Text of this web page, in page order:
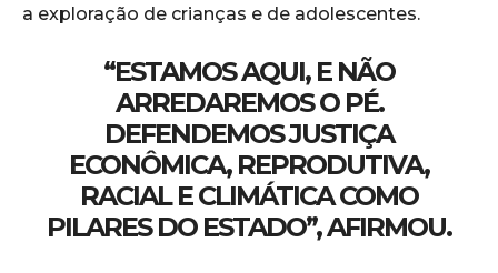
a exploração de crianças e de adolescentes.
“ESTAMOS AQUI, E NÃO
ARREDAREMOS O PÉ.
DEFENDEMOS JUSTIÇA
ECONÔMICA, REPRODUTIVA,
RACIAL E CLIMÁTICA COMO
PILARES DO ESTADO”, AFIRMOU.